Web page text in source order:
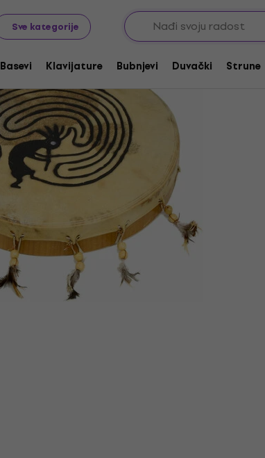
Sve kategorije
Basevi Klavijature Bubnjevi Duvački Strune
Udaraljke Ručni bubnjevi